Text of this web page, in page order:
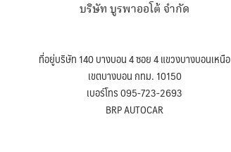
บริษัท บูรพาออโต้ จำกัด
ที่อยู่บริษัท 140 บางบอน 4 ซอย 4 แขวงบางบอนเหนือ
เขตบางบอน กทม. 10150
เบอร์โทร 095-723-2693
BRP AUTOCAR